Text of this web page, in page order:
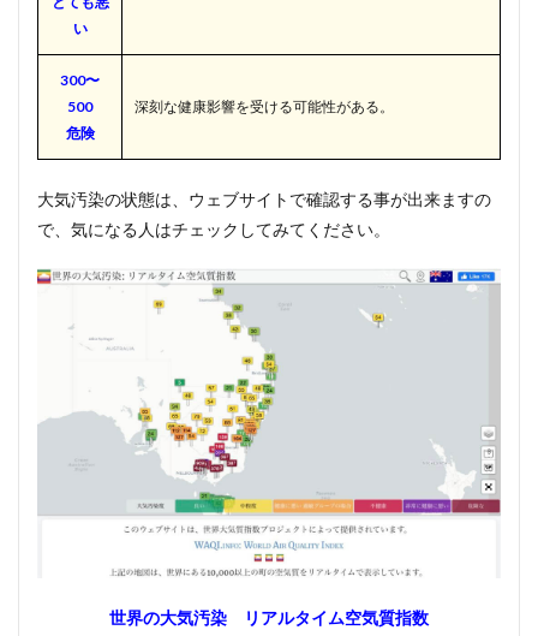
い
300〜
500
危険
深刻な健康影響を受ける可能性がある。
大気汚染の状態は、ウェブサイトで確認する事が出来ますの
で、気になる人はチェックしてみてください。
世界の大気汚染 リアルタイム空気質指数